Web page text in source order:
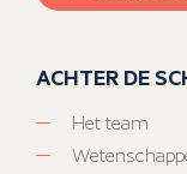
ACHTER DE
Het team